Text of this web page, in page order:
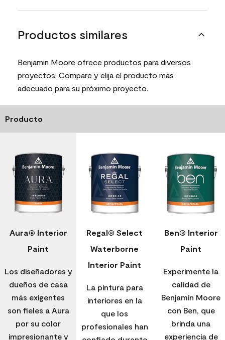
Productos similares
Benjamin Moore ofrece productos para diversos
proyectos. Compare y elija el producto más
adecuado para su próximo proyecto.
Producto
Aura® Interior
Paint
Los diseñadores y
dueños de casa
más exigentes
son fieles a Aura
por su color
impresionante y
Regal® Select
Waterborne
Interior Paint
La pintura para
interiores en la
que los
profesionales han
Ben® Interior
Paint
Experimente la
calidad de
Benjamin Moore
con Ben, que
brinda una
experiencia de